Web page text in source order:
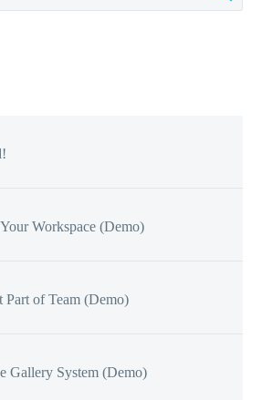
Workspace (Demo)
Part of Team (Demo)
Gallery System (Demo)